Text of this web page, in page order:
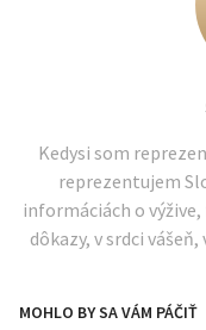
Kedysi som
reprezentujem
informáciách o
dôkazy, v srdci
MOHLO BY SA VÁM PÁČIŤ